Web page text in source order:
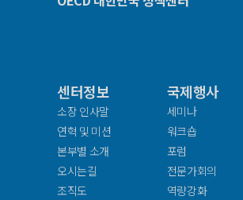
센터정보
소장 인사말
연혁 및 미션
본부별 소개
오시는길
조직도
국제행사
세미나
워크숍
포럼
전문가회의
역량강화